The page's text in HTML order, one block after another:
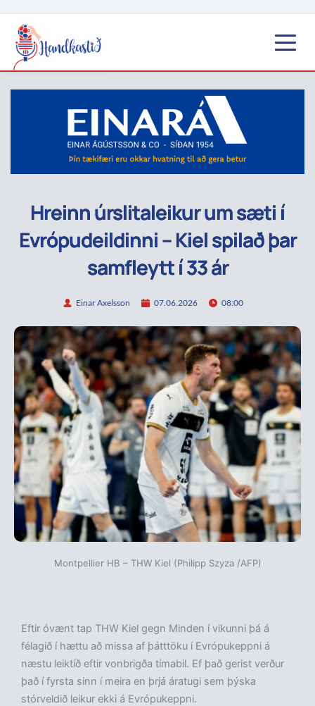
Hreinn úrslitaleikur um sæti í
Evrópudeildinni – Kiel spilað þar
samfleytt í 33 ár
Einar Axelsson 07.06.2026 08:00
Montpellier HB – THW Kiel (Philipp Szyza /AFP)
Eftir óvænt tap THW Kiel gegn Minden í vikunni þá á
félagið í hættu að missa af þátttöku í Evrópukeppni á
næstu leiktíð eftir vonbrigða tímabil. Ef það gerist verður
það í fyrsta sinn í meira en þrjá áratugi sem þýska
stórveldið leikur ekki á Evrópukeppni.